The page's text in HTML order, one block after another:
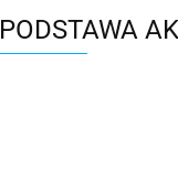
PODSTAWA